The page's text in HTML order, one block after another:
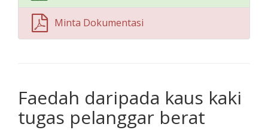
Minta Dokumentasi
Faedah daripada kaus kaki
tugas pelanggar berat